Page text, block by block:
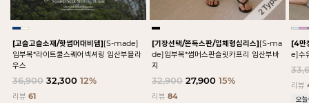
[고슬고슬소재/핫썸머대비템][S-made]
임부복*라이트쿨스퀘어넥셔링 임산부블라
우스
36,900 32,300 12%
리뷰 61
[기장선택/쫀득스판/입체형심리스][S-ma
de]임부복*썸머스판슬릿카프리 임산부바
지
32,900 27,900 15%
리뷰84
[4만
e]수
리뷰